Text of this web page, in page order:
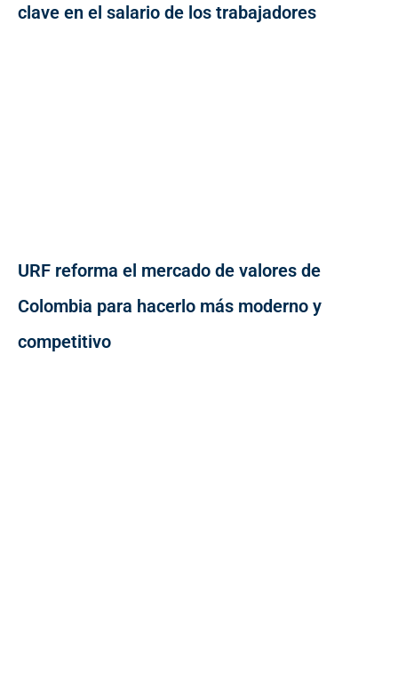
clave en el salario de los trabajadores
URF reforma el mercado de valores de
Colombia para hacerlo más moderno y
competitivo